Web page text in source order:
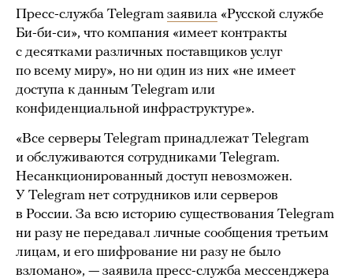
Пресс-служба Telegram заявила «Русской службе
Би-би-си», что компания «имеет контракты
с десятками различных поставщиков услуг
по всему миру», но ни один из них «не имеет
доступа к данным Telegram или
конфиденциальной инфраструктуре».
«Все серверы Telegram принадлежат Telegram
и обслуживаются сотрудниками Telegram.
Несанкционированный доступ невозможен.
У Telegram нет сотрудников или серверов
в России. За всю историю существования Telegram
ни разу не передавал личные сообщения третьим
лицам, и его шифрование ни разу не было
взломано», — заявила пресс-служба мессенджера